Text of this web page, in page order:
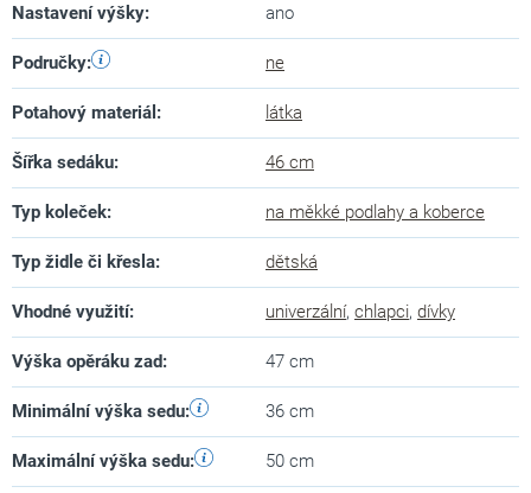
Nastavení výšky: ano
Područky: ne
Potahový materiál : látka
Šířka sedáku: 46 cm
Typ koleček: na měkké podlahy a koberce
Typ židle či křesla: dětská
Vhodné využití: univerzální, chlapci, dívky
Výška opěráku zad: 47 cm
Minimální výška sedu: 36 cm
Maximální výška sedu: 50 cm